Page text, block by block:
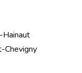
Hainaut
Chevigny